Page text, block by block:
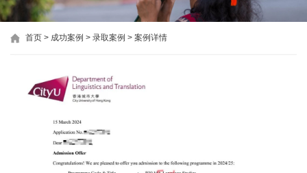
首页 > 成功案例 > 录取案例 > 案例详情